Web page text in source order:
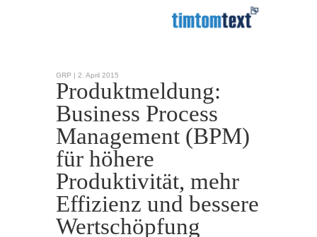
GRP | 2. April 2015
Produktmeldung:
Business Process
Management (BPM)
für höhere
Produktivität, mehr
Effizienz und bessere
Wertschöpfung